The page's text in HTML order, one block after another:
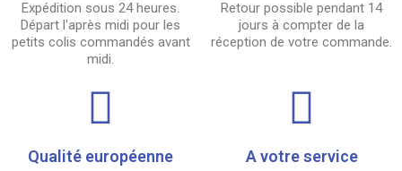
Expédition sous 24 heures.
Départ l'après midi pour les
petits colis commandés avant
midi.
Retour possible pendant 14
jours à compter de la
réception de votre commande.
Qualité européenne A votre service